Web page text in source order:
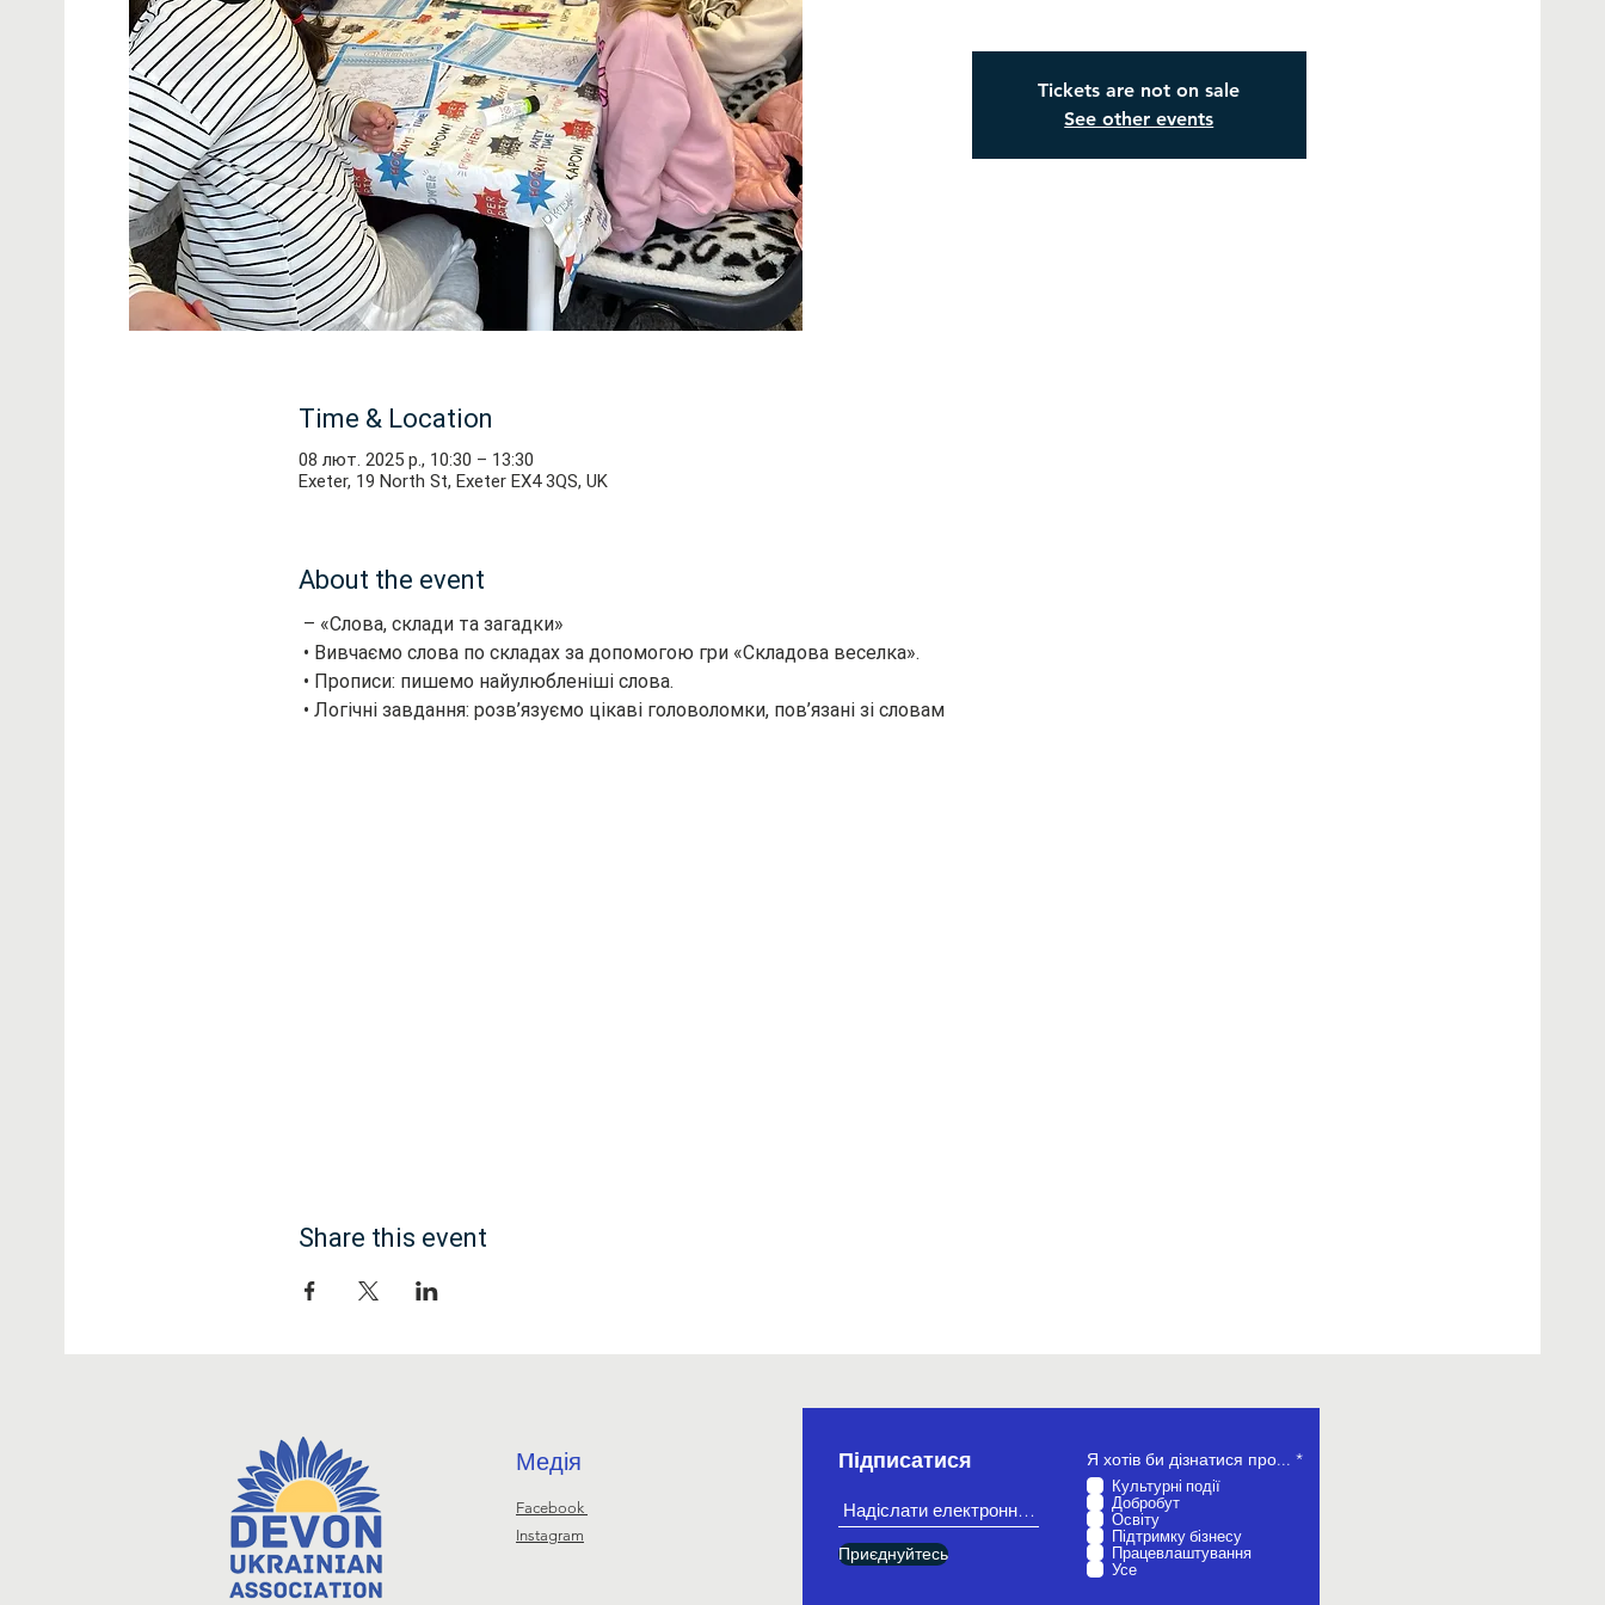
Tickets are not on sale
See other events
Time & Location
08 лют. 2025 р., 10:30 – 13:30
Exeter, 19 North St, Exeter EX4 3QS, UK
About the event
– «Слова, склади та загадки»
• Вивчаємо слова по складах за допомогою гри «Складова веселка».
• Прописи: пишемо найулюбленіші слова.
• Логічні завдання: розв’язуємо цікаві головоломки, пов’язані зі словам
Share this event
Медія
Facebook
Instagram
Підписатися
Приєднуйтесь
Я хотів би дізнатися про... *О
Культурні події
Добробут
Освіту
Підтримку бізнесу
Працевлаштування
Усе